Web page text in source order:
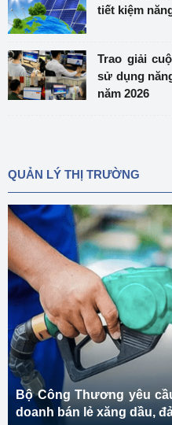
tiết kiệm
Trao giải
sử dụng
năm 2026
QUẢN LÝ THỊ TRƯỜNG
Bộ Công Thương yêu
doanh bán lẻ xăng dầu,